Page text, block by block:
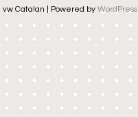
vw Catalan | Powered by WordPress